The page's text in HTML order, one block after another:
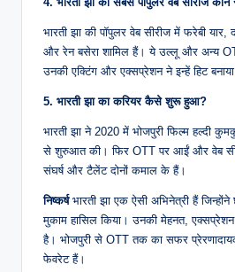
भारती झा की पॉपुलर वेब सीरीज में फरेबी यार,
और रेन बसेरा शामिल हैं। ये उल्लू और अन्य
उनकी एक्टिंग और एक्सप्रेशन ने इन्हें हिट
5. भारती झा का करियर कैसे शुरू हुआ?
भारती झा ने 2020 में भोजपुरी फिल्म हल्दी
से शुरुआत की। फिर OTT पर आईं और वेब
संघर्ष और टैलेंट दोनों कमाल के हैं।
निष्कर्षभारती झा एक ऐसी अभिनेत्री हैं
मुकाम हासिल किया। उनकी मेहनत,
है। भोजपुरी से OTT तक का सफर
फेवरेट हैं।